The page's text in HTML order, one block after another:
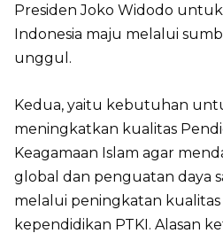
Presiden Joko Widodo
Indonesia maju melalui
unggul.
Kedua, yaitu kebutuhan
meningkatkan kualitas
Keagamaan Islam agar
global dan penguatan daya
melalui peningkatan
kependidikan PTKI. Alasan